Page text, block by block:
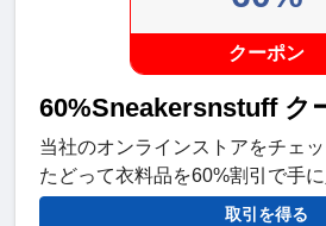
クーポン
60%Sneakersnstuff ク
当社のオンラインストアをチェ
たどって衣料品を60%割引で手
取引を得る